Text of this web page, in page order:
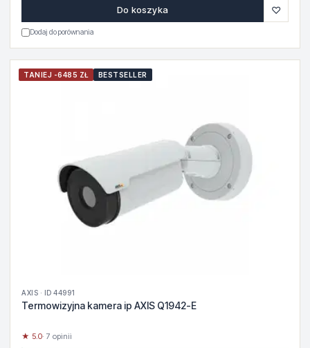
Do koszyka ♡
Dodaj do porównania
TANIEJ -6485 ZŁ BESTSELLER
AXIS · ID 44991
Termowizyjna kamera ip AXIS Q1942-E
★ 5.0· 7 opinii